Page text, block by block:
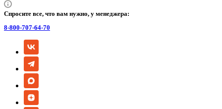
Спросите все, что вам нужно, у менеджера:
8-800-707-64-70